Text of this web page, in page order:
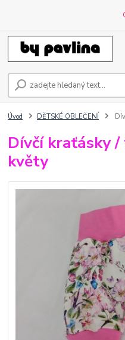
Úvod DĚTSKÉ OBLEČENÍ
Dívčí kraťásky
květy